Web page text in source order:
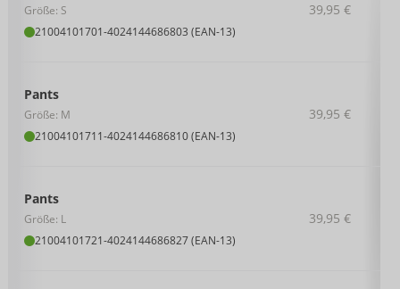
Größe: S
21004101701-4024144686803 (EAN-13)
39,95 €
Pants
Größe: M
21004101711-4024144686810 (EAN-13)
39,95 €
Pants
Größe: L
21004101721-4024144686827 (EAN-13)
39,95 €